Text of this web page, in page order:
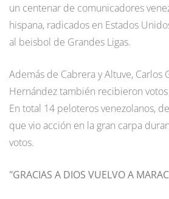
un centenar de comunicadores
hispana, radicados en Estados
al beisbol de Grandes Ligas.
Además de Cabrera y Altuve, Carlos
Hernández también recibieron
En total 14 peloteros venezolanos,
que vio acción en la gran carpa
votos.
"GRACIAS A DIOS VUELVO A